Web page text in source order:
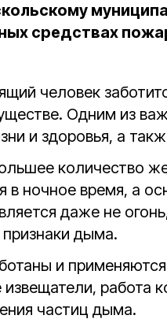
средствах
человек
Одним из
и здоровья, а
количество
в ночное время, а
даже не
дыма.
и
работа
частиц дыма.